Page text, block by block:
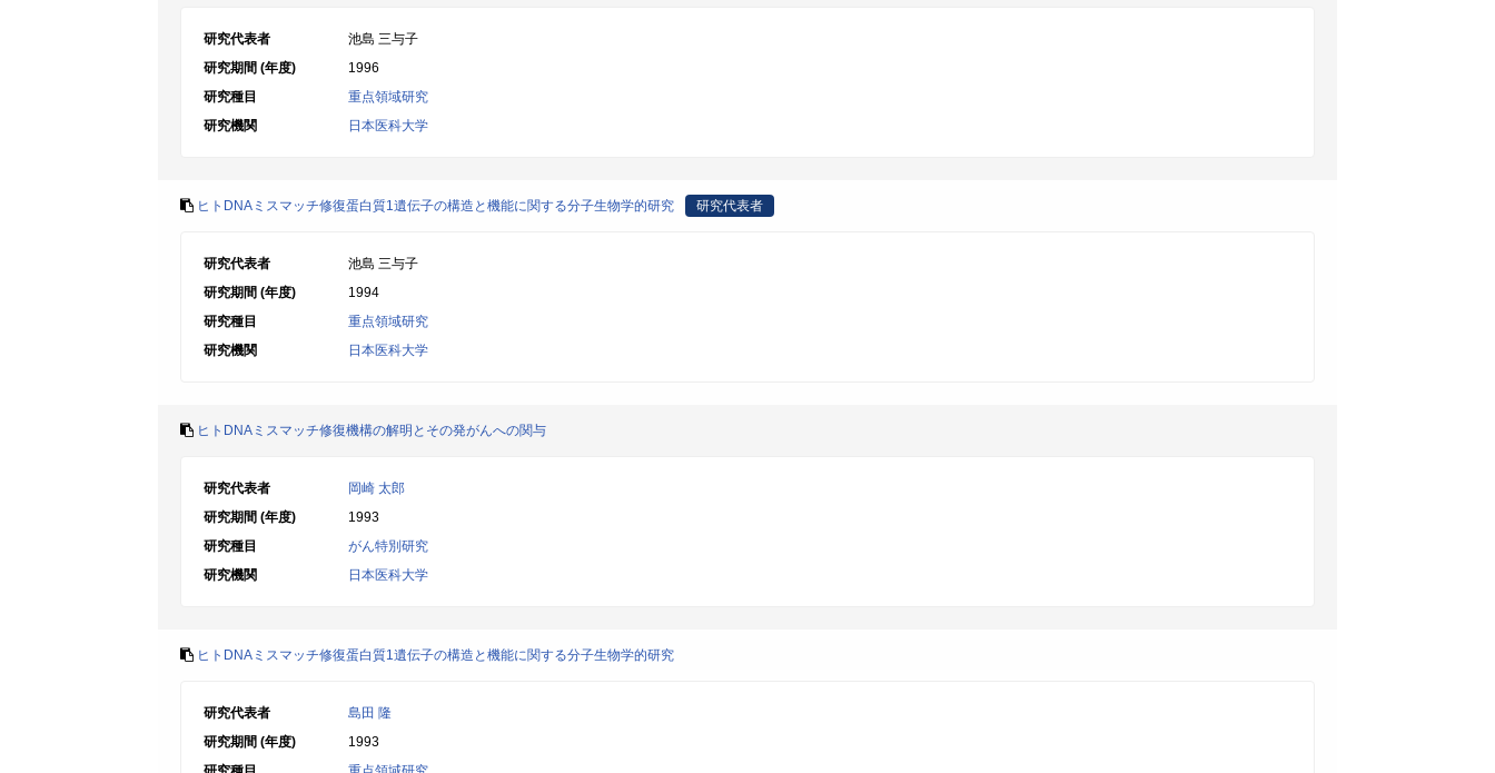
研究代表者
池島 三与子
研究期間 (年度)
1996
研究種目
重点領域研究
研究機関
日本医科大学
ヒトDNAミスマッチ修復蛋白質1遺伝子の構造と機能に関する分子生物学的研究 研究代表者
研究代表者
池島 三与子
研究期間 (年度)
1994
研究種目
重点領域研究
研究機関
日本医科大学
ヒトDNAミスマッチ修復機構の解明とその発がんへの関与
研究代表者
岡崎 太郎
研究期間 (年度)
1993
研究種目
がん特別研究
研究機関
日本医科大学
ヒトDNAミスマッチ修復蛋白質1遺伝子の構造と機能に関する分子生物学的研究
研究代表者
島田 隆
研究期間 (年度)
1993